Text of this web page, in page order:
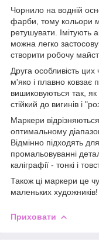
Чорнило на водній
фарби, тому кольори
ретушувати. Імітують
можна легко
створити робочу
Друга особливість
м'яко і плавно ковзає
вишиковуються так,
стійкий до вигинів і
Маркери
оптимальному
Відмінно підходять
промальовуванні
каліграфії - тонкі і
Також ці маркери це
маленьких художників!
Приховати